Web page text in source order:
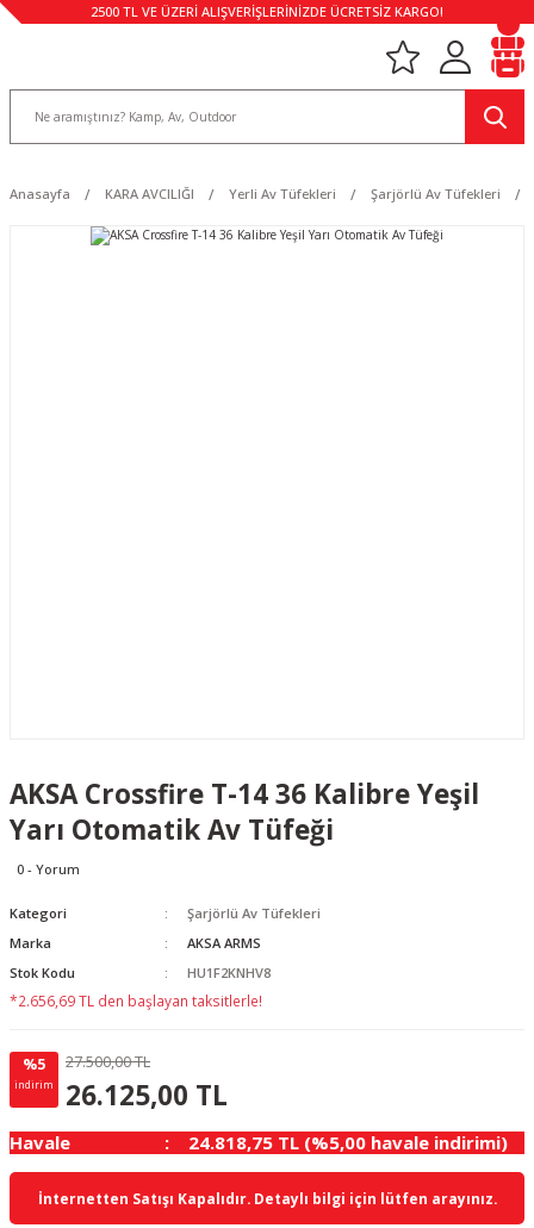
2500 TL VE ÜZERİ ALIŞVERİŞLERİNİZDE ÜCRETSİZ KARGO!
Anasayfa KARA AVCILIĞI Yerli Av Tüfekleri Şarjörlü Av Tüfekleri
AKSA Crossfire T-14 36 Kalibre Yeşil
Yarı Otomatik Av Tüfeği
0 - Yorum
Kategori
Şarjörlü Av Tüfekleri
Marka
AKSA ARMS
Stok Kodu
HU1F2KNHV8
*2.656,69 TL den başlayan taksitlerle!
%5
indirim
27.500,00 TL
26.125,00 TL
Havale 24.818,75 TL (%5,00 havale indirimi)
İnternetten Satışı Kapalıdır. Detaylı bilgi için lütfen arayınız.